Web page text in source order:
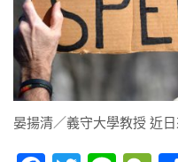
晏揚清／義守大學教授 近